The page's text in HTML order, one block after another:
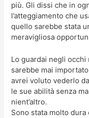
più. Gli dissi che in
l’atteggiamento che
quello sarebbe stata
meravigliosa
Lo guardai negli
sarebbe mai
avrei voluto vederlo
le sue abilità senza
nient’altro.
Sono stata molto